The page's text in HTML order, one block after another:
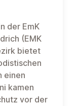
der EmK
(EMK
bietet
einen
kamen
vor der